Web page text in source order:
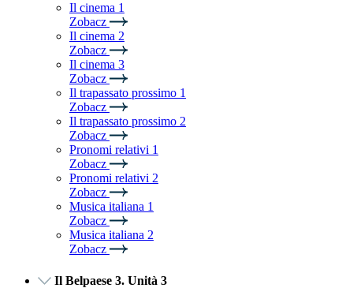
Il cinema 1
Zobacz
Il cinema 2
Zobacz
Il cinema 3
Zobacz
Il trapassato prossimo 1
Zobacz
Il trapassato prossimo 2
Zobacz
Pronomi relativi 1
Zobacz
Pronomi relativi 2
Zobacz
Musica italiana 1
Zobacz
Musica italiana 2
Zobacz
Il Belpaese 3. Unità 3